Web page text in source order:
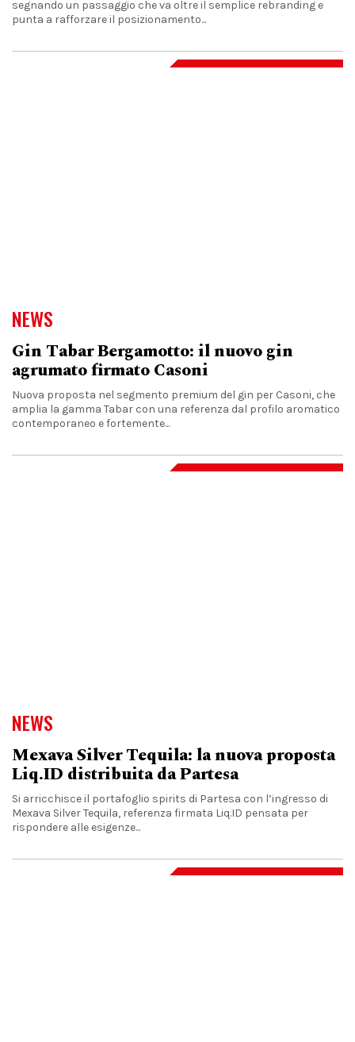
segnando un passaggio che va oltre il semplice rebranding e
punta a rafforzare il posizionamento...
NEWS
Gin Tabar Bergamotto: il nuovo gin
agrumato firmato Casoni
Nuova proposta nel segmento premium del gin per Casoni, che
amplia la gamma Tabar con una referenza dal profilo aromatico
contemporaneo e fortemente...
NEWS
Mexava Silver Tequila: la nuova proposta
Liq.ID distribuita da Partesa
Si arricchisce il portafoglio spirits di Partesa con l’ingresso di
Mexava Silver Tequila, referenza firmata Liq.ID pensata per
rispondere alle esigenze...